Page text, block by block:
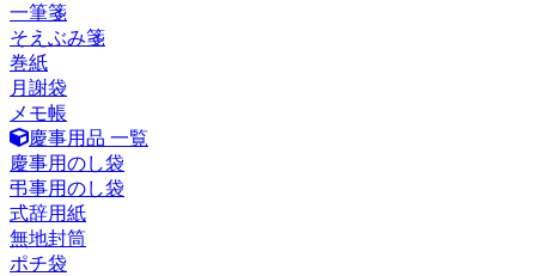
一筆箋
そえぶみ箋
巻紙
月謝袋
メモ帳
慶事用品 一覧
慶事用のし袋
弔事用のし袋
式辞用紙
無地封筒
ポチ袋